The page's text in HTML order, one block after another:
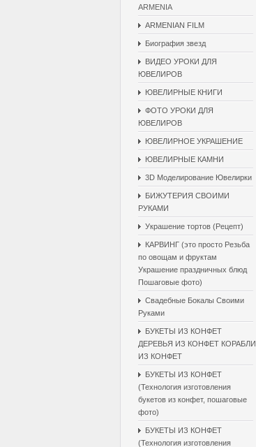
ARMENIA
ARMENIAN FILM
Биография звезд
ВИДЕО УРОКИ ДЛЯ
ЮВЕЛИРОВ
ЮВЕЛИРНЫЕ КНИГИ
ФОТО УРОКИ ДЛЯ
ЮВЕЛИРОВ
ЮВЕЛИРНОЕ УКРАШЕНИЕ
ЮВЕЛИРНЫЕ КАМНИ
3D Моделирование Ювелирки
БИЖУТЕРИЯ СВОИМИ
РУКАМИ
Украшение тортов (Рецепт)
КАРВИНГ (это просто Резьба
по овощам и фруктам
Украшение праздничных блюд
Пошаговые фото)
Свадебные Бокалы Cвоими
Pуками
БУКЕТЫ ИЗ КОНФЕТ
ДЕРЕВЬЯ ИЗ КОНФЕТ КОРАБЛИ
ИЗ КОНФЕТ
БУКЕТЫ ИЗ КОНФЕТ
(Технология изготовления
букетов из конфет, пошаговые
фото)
БУКЕТЫ ИЗ КОНФЕТ
(Технология изготовления